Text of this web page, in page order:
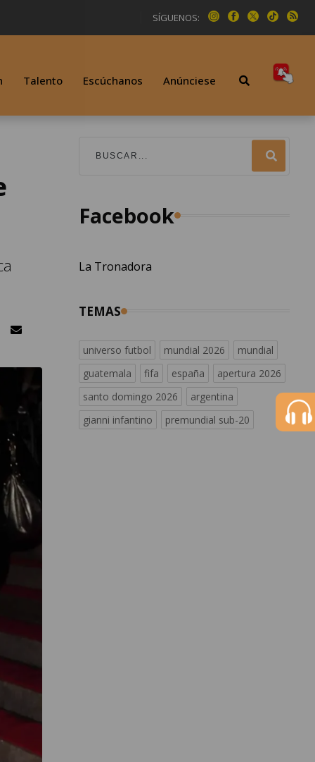
SÍGUENOS:
Talento Escúchanos Anúnciese
Facebook
La Tronadora
TEMAS
universo futbol mundial 2026
mundial
guatemala
fifa españa
apertura 2026
santo domingo 2026
argentina
gianni infantino
premundial sub-20